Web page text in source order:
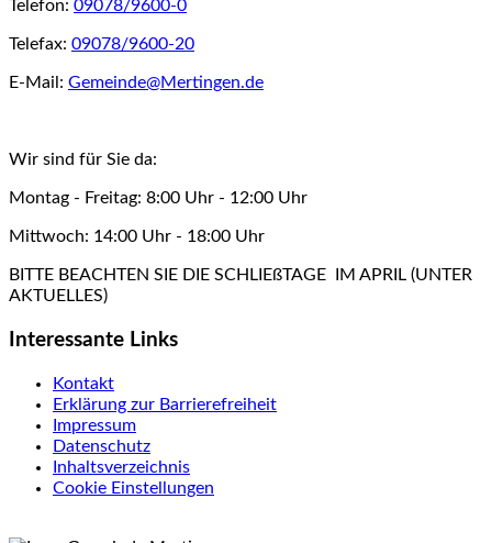
Telefon: 09078/9600-0
Telefax: 09078/9600-20
E-Mail: Gemeinde@Mertingen.de
Wir sind für Sie da:
Montag - Freitag: 8:00 Uhr - 12:00 Uhr
Mittwoch: 14:00 Uhr - 18:00 Uhr
BITTE BEACHTEN SIE DIE SCHLIEßTAGE IM APRIL (UNTER
AKTUELLES)
Interessante Links
Kontakt
Erklärung zur Barrierefreiheit
Impressum
Datenschutz
Inhaltsverzeichnis
Cookie Einstellungen